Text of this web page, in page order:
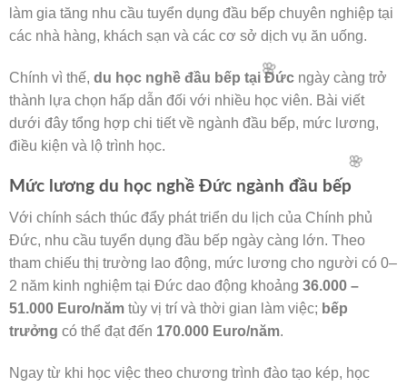
🌸
làm gia tăng nhu cầu tuyển dụng đầu bếp chuyên nghiệp tại
các nhà hàng, khách sạn và các cơ sở dịch vụ ăn uống.
Chính vì thế, du học nghề đầu bếp tại Đức ngày càng trở
thành lựa chọn hấp dẫn đối với nhiều học viên. Bài viết
dưới đây tổng hợp chi tiết về ngành đầu bếp, mức lương,
điều kiện và lộ trình học.
Mức lương du học nghề Đức ngành đầu bếp
Với chính sách thúc đẩy phát triển du lịch của Chính phủ
Đức, nhu cầu tuyển dụng đầu bếp ngày càng lớn. Theo
tham chiếu thị trường lao động, mức lương cho người có 0–
2 năm kinh nghiệm tại Đức dao động khoảng 36.000 –
51.000 Euro/năm tùy vị trí và thời gian làm việc; bếp
trưởng có thể đạt đến 170.000 Euro/năm.
Ngay từ khi học việc theo chương trình đào tạo kép, học